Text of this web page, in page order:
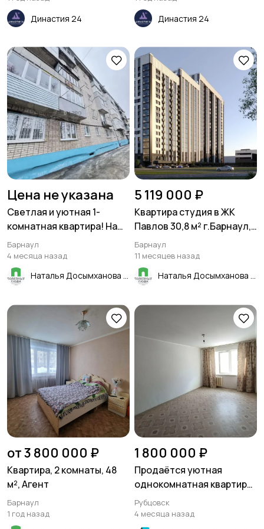
Династия 24 Династия 24
Цена не указана
Светлая и уютная 1-
комнатная квартира! На
втором, удобном этаже! В
тёплом кирпичном доме!
Барнаул
4 месяца назад
Наталья Досымханова
5 119 000 ₽
Квартира студия в ЖК
Павлов 30,8 м² г.Барнаул,
Павловский тракт, 251Б
Барнаул
11 месяцев назад
Наталья Досымханова
от 3 800 000 ₽
Квартира, 2 комнаты, 48
м², Агент
Барнаул
1 год назад
1 800 000 ₽
Продаётся уютная
однокомнатная квартира,
город Рубцовск, улица
Федоренко
Рубцовск
4 месяца назад